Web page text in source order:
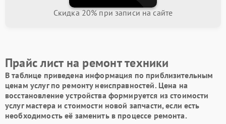
Скидка 20% при записи на сайте
Прайс лист на ремонт техники
В таблице приведена информация по приблизительным
ценам услуг по ремонту неисправностей. Цена на
восстановление устройства формируется из стоимости
услуг мастера и стоимости новой запчасти, если есть
необходимость её заменить в процессе ремонта.